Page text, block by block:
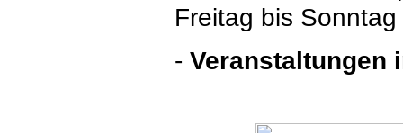
Freitag bis
- Veranstaltungen